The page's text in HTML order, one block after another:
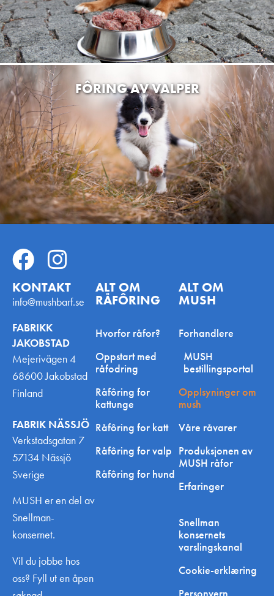
FÔRING AV VALPER
KONTAKT
info@mushbarf.se
FABRIKK
JAKOBSTAD
Mejerivägen 4
68600 Jakobstad
Finland
FABRIK NÄSSJÖ
Verkstadsgatan 7
57134 Nässjö
Sverige
MUSH er en del av
Snellman-
konsernet.
Vil du jobbe hos
oss? Fyll ut en åpen
ALT OM
RÅFÔRING
Hvorfor råfor?
Oppstart med
råfodring
Råfôring for
kattunge
Råfôring for katt
Råfôring for valp
Råfôring for hund
ALT OM
MUSH
Forhandlere
MUSH
bestillingsportal
Opplsyninger om
mush
Våre råvarer
Produksjonen av
MUSH råfor
Erfaringer
Snellman
konsernets
varslingskanal
Cookie-erklæring
Personvern